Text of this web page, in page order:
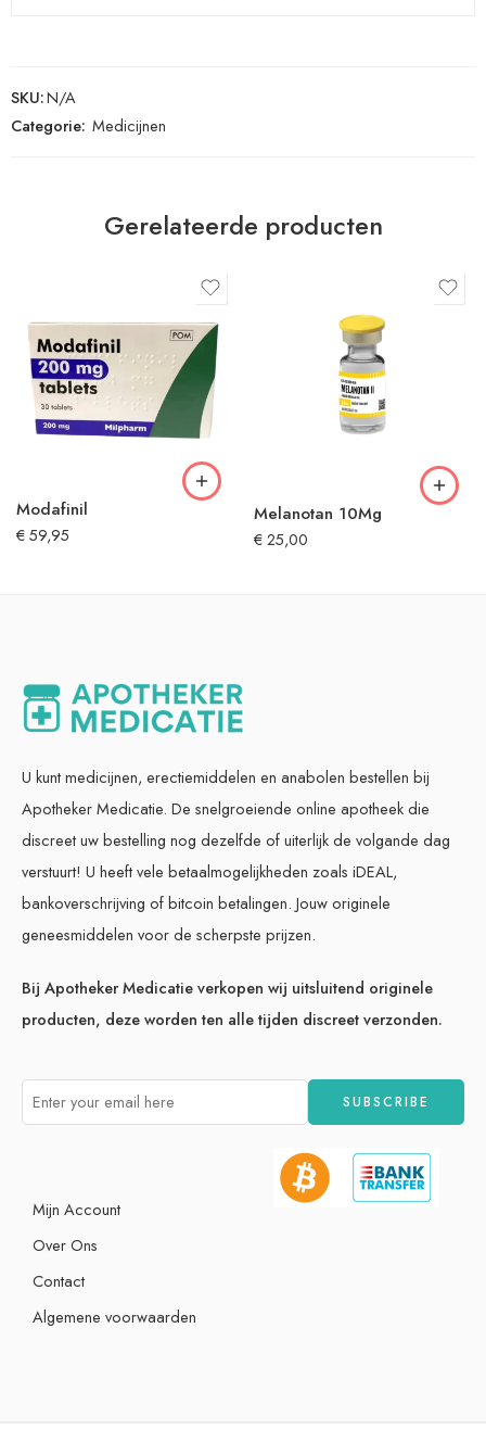
SKU:N/A
Categorie: Medicijnen
Gerelateerde producten
Modafinil
€59,95
Melanotan 10Mg
€25,00
U kunt medicijnen, erectiemiddelen en anabolen bestellen bij
Apotheker Medicatie. De snelgroeiende online apotheek die
discreet uw bestelling nog dezelfde of uiterlijk de volgande dag
verstuurt! U heeft vele betaalmogelijkheden zoals iDEAL,
bankoverschrijving of bitcoin betalingen. Jouw originele
geneesmiddelen voor de scherpste prijzen.
Bij Apotheker Medicatie verkopen wij uitsluitend originele
producten, deze worden ten alle tijden discreet verzonden.
Mijn Account
Over Ons
Contact
Algemene voorwaarden